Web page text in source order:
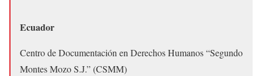
Ecuador
Centro de Documentación en Derechos Humanos “Segundo
Montes Mozo S.J.” (CSMM)